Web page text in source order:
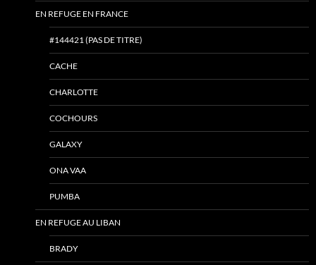
EN REFUGE EN FRANCE
#144421 (PAS DE TITRE)
CACHE
CHARLOTTE
COCHOURS
GALAXY
ONA VAA
PUMBA
EN REFUGE AU LIBAN
BRADY